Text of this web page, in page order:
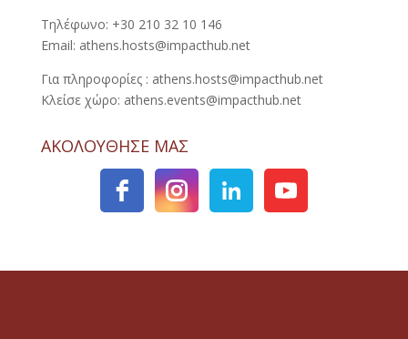
Τηλέφωνο: +30 210 32 10 146
Email: athens.hosts@impacthub.net
Για πληροφορίες : athens.hosts@impacthub.net
Κλείσε χώρο: athens.events@impacthub.net
ΑΚΟΛΟΥΘΗΣΕ ΜΑΣ